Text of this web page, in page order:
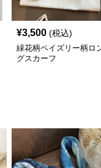
¥3,500 (税込)
緑花柄ペイズリー柄ロ
グスカーフ